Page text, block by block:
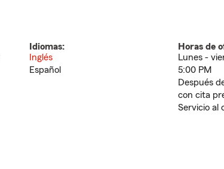
Idiomas:
Inglés
Español
Horas de
Lunes -
5:00 PM
Después
con cita
Servicio al